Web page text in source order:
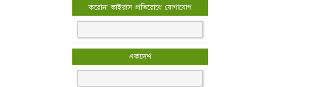
করোনা ভাইরাস প্রতিরোধে যোগাযোগ
একদেশ